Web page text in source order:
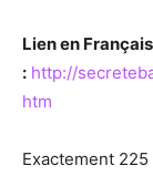
Lien en Français
: http://
htm
Exactement